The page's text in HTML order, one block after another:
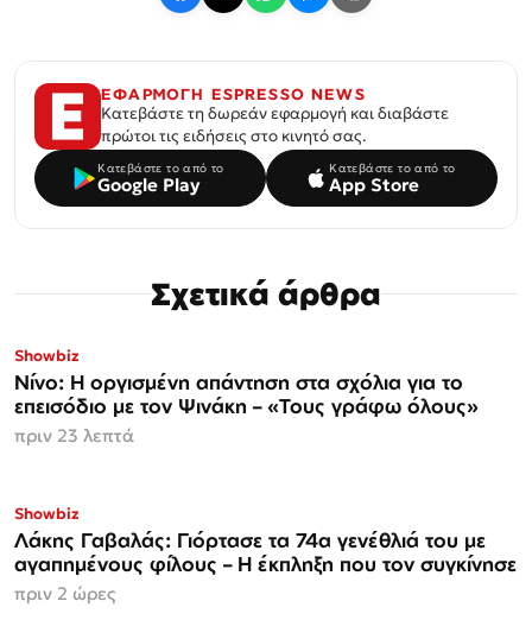
ΕΦΑΡΜΟΓΗ ESPRESSO NEWS
Κατεβάστε τη δωρεάν εφαρμογή και διαβάστε
πρώτοι τις ειδήσεις στο κινητό σας.
Κατεβάστε το από το
Google Play
Κατεβάστε το από το
App Store
Σχετικά άρθρα
Showbiz
Νίνο: Η οργισμένη απάντηση στα σχόλια για το
επεισόδιο με τον Ψινάκη – «Τους γράφω όλους»
πριν 23 λεπτά
Showbiz
Λάκης Γαβαλάς: Γιόρτασε τα 74α γενέθλιά του με
αγαπημένους φίλους – Η έκπληξη που τον συγκίνησε
πριν 2 ώρες